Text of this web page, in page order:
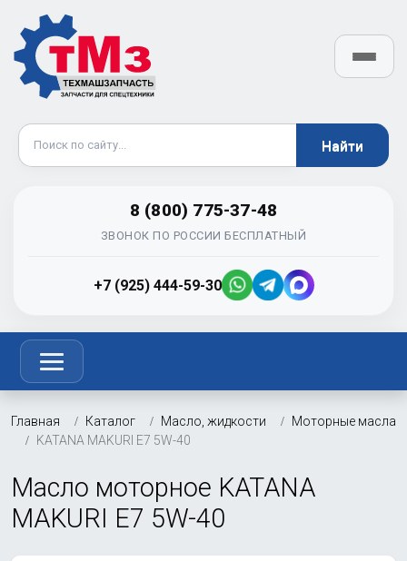
8 (800) 775-37-48
ЗВОНОК ПО РОССИИ БЕСПЛАТНЫЙ
+7 (925) 444-59-30
Главная Каталог Масло, жидкости
Моторные масла
KATANA MAKURI E7 5W-40
Масло моторное KATANA
MAKURI E7 5W-40